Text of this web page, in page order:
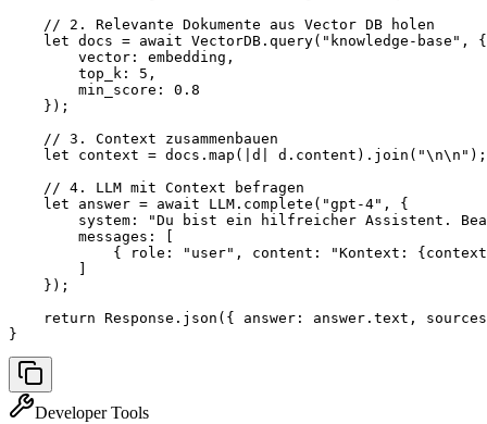
    // 2. Relevante Dokumente aus Vector DB holen
    let docs = await VectorDB.query("knowledge-base", {
        vector: embedding,
        top_k: 5,
        min_score: 0.8
    });
    // 3. Context zusammenbauen
    let context = docs.map(|d| d.content).join("\n\n");
    // 4. LLM mit Context befragen
    let answer = await LLM.complete("gpt-4", {
system: "Du bist ein hilfreicher Assistent.
        messages: [
{ role: "user", content: "Kontext:
    });
return Response.json({ answer: answer.text,
}
Developer Tools